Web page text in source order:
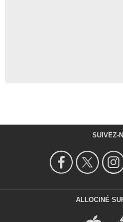
SUIVEZ-
ALLOCINÉ